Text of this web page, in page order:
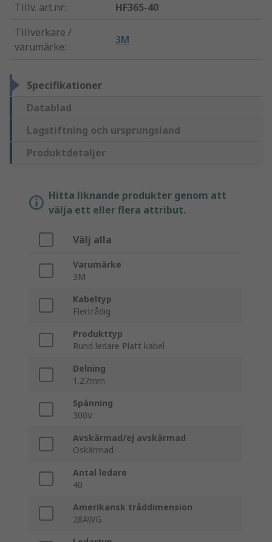
Tillv. art.nr:
HF365-40
Tillverkare /
varumärke:
3M
Specifikationer
Datablad
Lagstiftning och ursprungsland
Produktdetaljer
Hitta liknande produkter genom att
välja ett eller flera attribut.
Välj alla
Varumärke
3M
Kabeltyp
Flertrådig
Produkttyp
Rund ledare Platt kabel
Delning
1.27mm
Spänning
300V
Avskärmad/ej avskärmad
Oskärmad
Antal ledare
40
Amerikansk tråddimension
28AWG